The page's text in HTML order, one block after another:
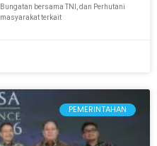
bersama TNI, dan Perhutani
terkait
PEMERINTAHAN